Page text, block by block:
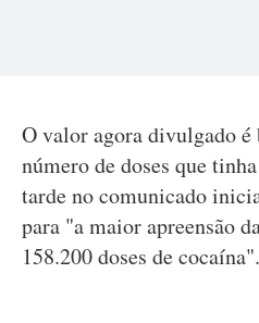
O valor agora divulgado é
número de doses que
tarde no comunicado
para "a maior apreensão
158.200 doses de cocaína".